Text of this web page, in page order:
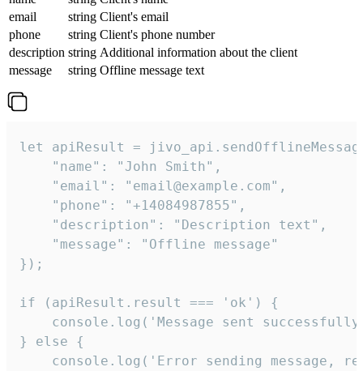
email
string Client's email
phone
string Client's phone number
description string Additional information about the client
message
string Offline message text
let apiResult =
    "name": "John Smith",
    "email": "email@example.com",
    "phone": "+14084987855",
    "description": "Description text",
    "message": "Offline message"
});
if (apiResult.result === 'ok') {
console.log('Message sent
} else {
console.log('Error sending message,